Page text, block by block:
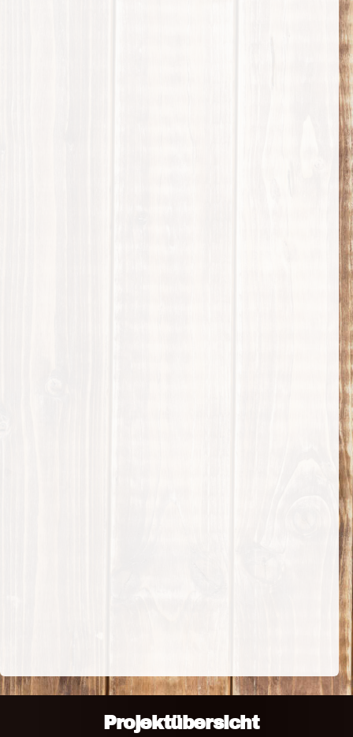
Projektübersicht